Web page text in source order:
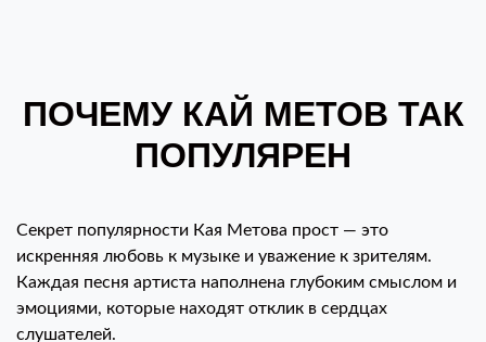
ПОЧЕМУ КАЙ МЕТОВ ТАК
ПОПУЛЯРЕН
Секрет популярности Кая Метова прост — это
искренняя любовь к музыке и уважение к зрителям.
Каждая песня артиста наполнена глубоким смыслом и
эмоциями, которые находят отклик в сердцах
слушателей.